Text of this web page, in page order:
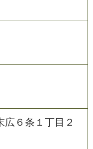
広６条１丁目２